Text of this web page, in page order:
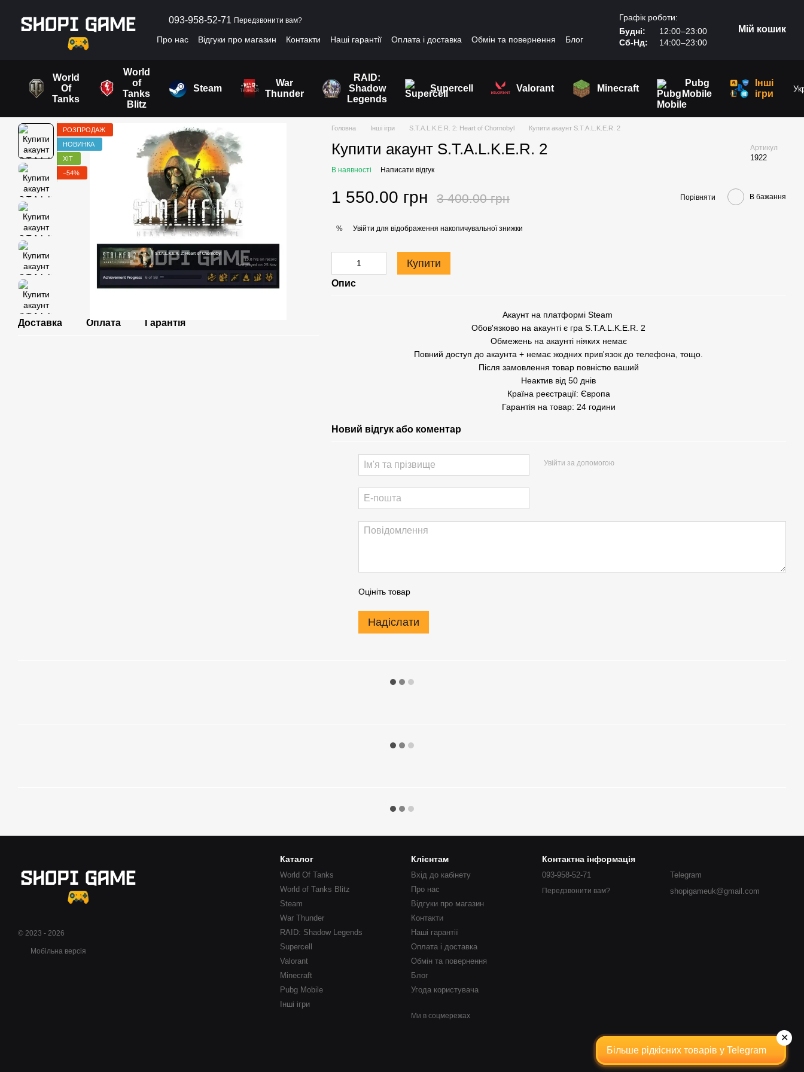
Більше рідкісних товарів у Telegram
✕
093-958-52-71 Передзвонити вам?
Про нас Відгуки про магазин Контакти Наші гарантії Оплата і доставка Обмін та повернення
Блог
Графік роботи:
Будні:
12:00–23:00
Сб-Нд:
14:00–23:00
Мій кошик
World
Of
Tanks
World
of
Tanks
Blitz
Steam
War
Thunder
RAID:
Shadow
Legends
Supercell Valorant Minecraft
Pubg
Mobile
Інші
ігри
РОЗПРОДАЖ
НОВИНКА
ХІТ
−54%
Доставка Оплата Гарантія
Головна Інші ігри S.T.A.L.K.E.R. 2: Heart of Chornobyl Купити акаунт S.T.A.L.K.E.R. 2
Купити акаунт S.T.A.L.K.E.R. 2 Артикул
1922
В наявності Написати відгук
1 550.00 грн 3 400.00 грн Порівняти В бажання
% Увійти для відображення накопичувальної знижки
Купити
Опис
Акаунт на платформі Steam
Обов'язково на акаунті є гра S.T.A.L.K.E.R. 2
Обмежень на акаунті ніяких немає
Повний доступ до акаунта + немає жодних прив'язок до телефона, тощо.
Після замовлення товар повністю ваший
Неактив від 50 днів
Країна реєстрації: Європа
Гарантія на товар: 24 години
Новий відгук або коментар
Увійти за допомогою
Оцініть товар
Надіслати
© 2023 - 2026
Мобільна версія
Каталог
World Of Tanks
World of Tanks Blitz
Steam
War Thunder
RAID: Shadow Legends
Supercell
Valorant
Minecraft
Pubg Mobile
Інші ігри
Клієнтам
Вхід до кабінету
Про нас
Відгуки про магазин
Контакти
Наші гарантії
Оплата і доставка
Обмін та повернення
Блог
Угода користувача
Ми в соцмережах
Контактна інформація
093-958-52-71
Передзвонити вам?
Telegram
shopigameuk@gmail.com